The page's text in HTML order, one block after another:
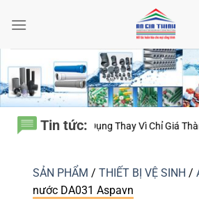
qua
Tin tức:
Dụng Thay Vì Chỉ Giá Thành? Thiết bị điện
SẢN PHẨM / THIẾT BỊ VỆ SINH /
nước DA031 Aspavn